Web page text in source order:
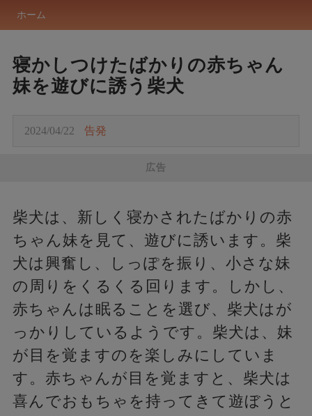
ホーム
寝かしつけたばかりの赤ちゃん
妹を遊びに誘う柴犬
2024/04/22 告発
広告
柴犬は、新しく寝かされたばかりの赤
ちゃん妹を見て、遊びに誘います。柴
犬は興奮し、しっぽを振り、小さな妹
の周りをくるくる回ります。しかし、
赤ちゃんは眠ることを選び、柴犬はが
っかりしているようです。柴犬は、妹
が目を覚ますのを楽しみにしていま
す。赤ちゃんが目を覚ますと、柴犬は
喜んでおもちゃを持ってきて遊ぼうと